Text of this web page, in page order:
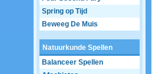
Spring op Tijd
Beweeg De Muis
Natuurkunde Spellen
Balanceer Spellen